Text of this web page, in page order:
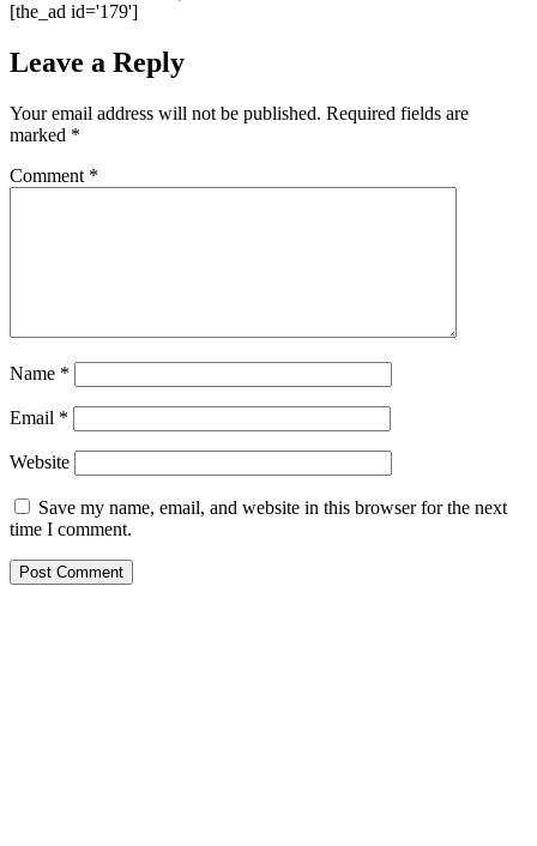
[the_ad id='179']
Leave a Reply
Your email address will not be published. Required fields are
marked *
Comment *
Name *
Email *
Website
Save my name, email, and website in this browser for the next
time I comment.